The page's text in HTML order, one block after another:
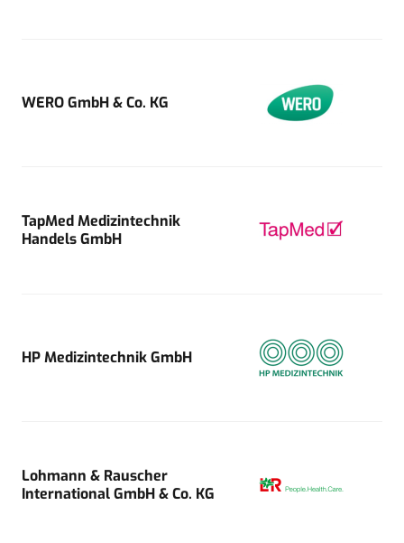
WERO GmbH & Co. KG
TapMed Medizintechnik
Handels GmbH
HP Medizintechnik GmbH
Lohmann & Rauscher
International GmbH & Co. KG